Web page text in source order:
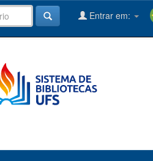
Entrar em: